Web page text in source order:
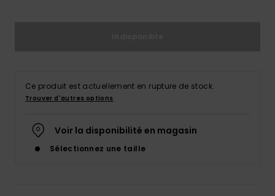
Ce produit est actuellement en rupture de stock.
Trouver d'autres options
Voir la disponibilité en magasin
Sélectionnez une taille